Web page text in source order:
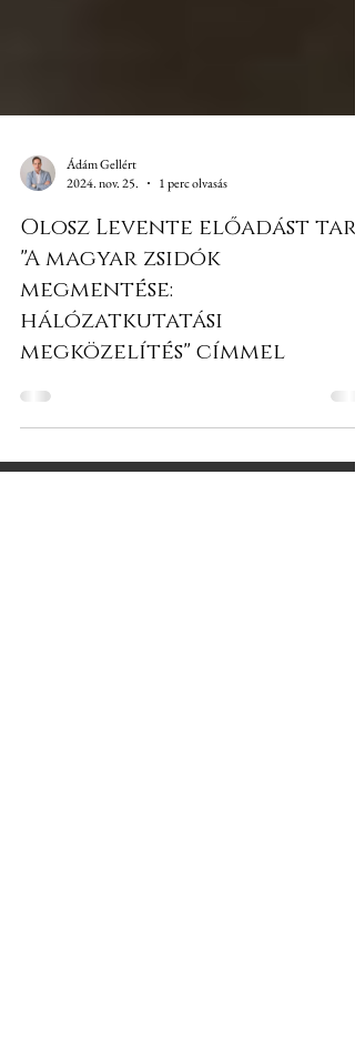
Ádám Gellért
2024. nov. 25.
1 perc olvasás
Olosz Levente előadást
"A magyar zsidók
megmentése: